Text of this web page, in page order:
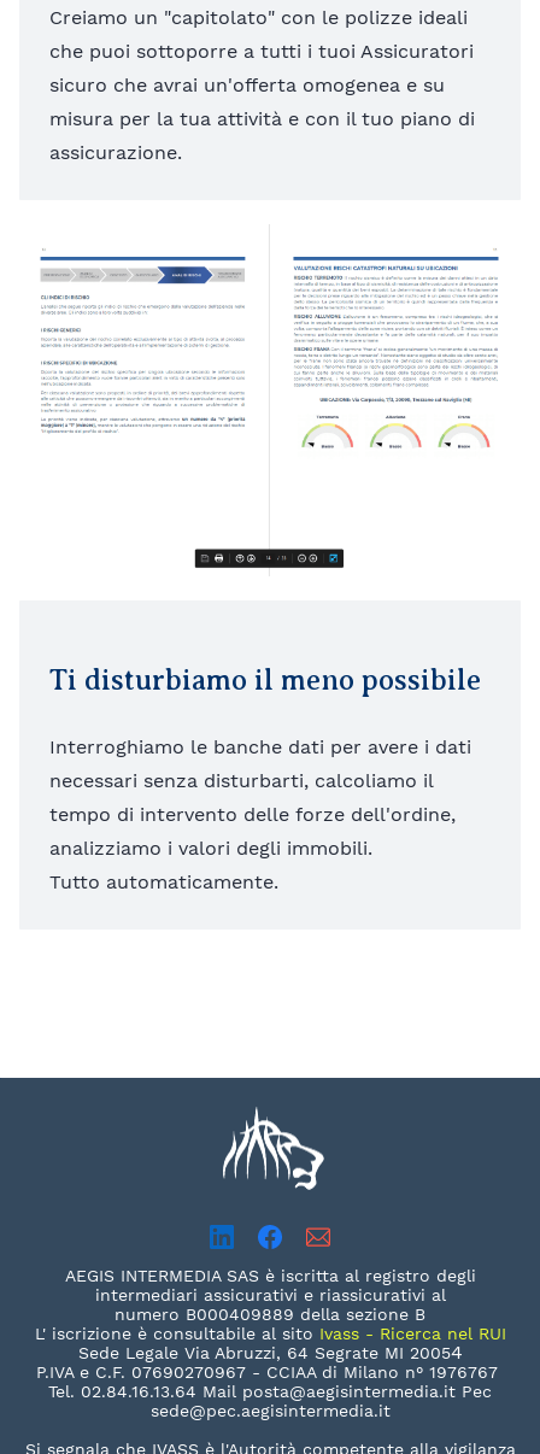
Creiamo un "capitolato" con le polizze ideali
che puoi sottoporre a tutti i tuoi Assicuratori
sicuro che avrai un'offerta omogenea e su
misura per la tua attività e con il tuo piano di
assicurazione.
Ti disturbiamo il meno possibile
Interroghiamo le banche dati per avere i dati
necessari senza disturbarti, calcoliamo il
tempo di intervento delle forze dell'ordine,
analizziamo i valori degli immobili.
Tutto automaticamente.
AEGIS INTERMEDIA SAS è iscritta al registro degli
intermediari assicurativi e riassicurativi al
numero B000409889 della sezione B
L' iscrizione è consultabile al sito Ivass - Ricerca nel RUI
Sede Legale Via Abruzzi, 64 Segrate MI 20054
P.IVA e C.F. 07690270967 - CCIAA di Milano n° 1976767
Tel. 02.84.16.13.64 Mail posta@aegisintermedia.it Pec
sede@pec.aegisintermedia.it
Si segnala che IVASS è l'Autorità competente alla vigilanza